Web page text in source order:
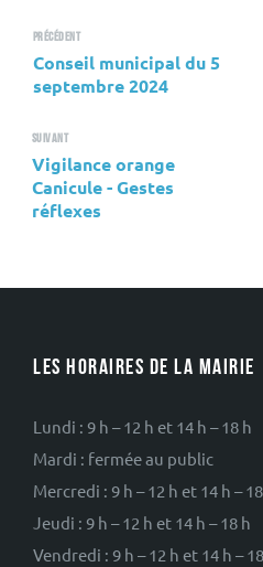
Précédent
Conseil municipal du 5
septembre 2024
Suivant
Vigilance orange
Canicule - Gestes
réflexes
LES HORAIRES DE LA MAIRIE
Lundi : 9 h – 12 h et 14 h – 18 h
Mardi : fermée au public
Mercredi : 9 h – 12 h et 14 h –
Jeudi : 9 h – 12 h et 14 h – 18 h
Vendredi : 9 h – 12 h et 14 h –